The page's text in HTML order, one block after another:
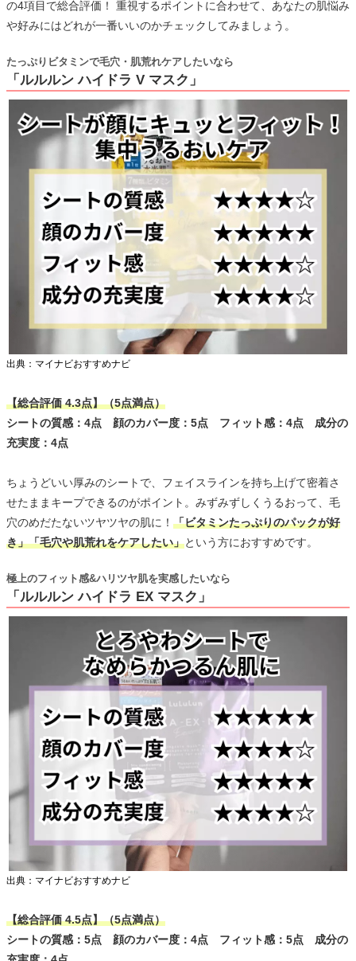
の4項目で総合評価！ 重視するポイントに合わせて、あなたの肌悩み
や好みにはどれが一番いいのかチェックしてみましょう。
「ルルルン ハイドラ V マスク」
たっぷりビタミンで毛穴・肌荒れケアしたいなら
出典：マイナビおすすめナビ
【総合評価 4.3点】（5点満点）
シートの質感：4点 顔のカバー度：5点 フィット感：4点 成分の
充実度：4点
ちょうどいい厚みのシートで、フェイスラインを持ち上げて密着さ
せたままキープできるのがポイント。みずみずしくうるおって、毛
穴のめだたないツヤツヤの肌に！ 「ビタミンたっぷりのパックが好
き」「毛穴や肌荒れをケアしたい」という方におすすめです。
「ルルルン ハイドラ EX マスク」
極上のフィット感&ハリツヤ肌を実感したいなら
出典：マイナビおすすめナビ
【総合評価 4.5点】（5点満点）
シートの質感：5点 顔のカバー度：4点 フィット感：5点 成分の